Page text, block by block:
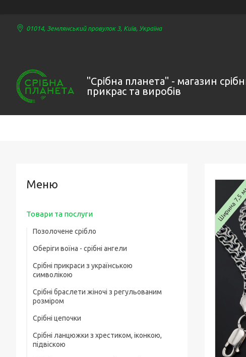
01014, Землянський провулок 3, Київ, Україна
"Срібна планета" - магазин
прикрас та виробів
Ширина
Товари та послуги
Позолочене срібло
Оберіги воїна - срібні ангели
Срібні прикраси з українською
символікою
Срібні браслети жіночі з регульованим
розміром
Срібні цепочки
Чоловічі срібні цепочки
Срібні ланцюжки з хрестиком, іконкою,
підвіскою